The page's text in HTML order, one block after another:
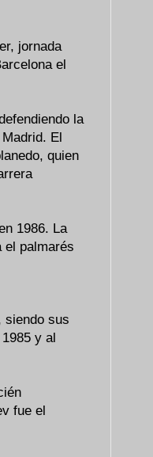
jornada
el
la
El
quien
1986. La
el palmarés
siendo sus
y al
fue el